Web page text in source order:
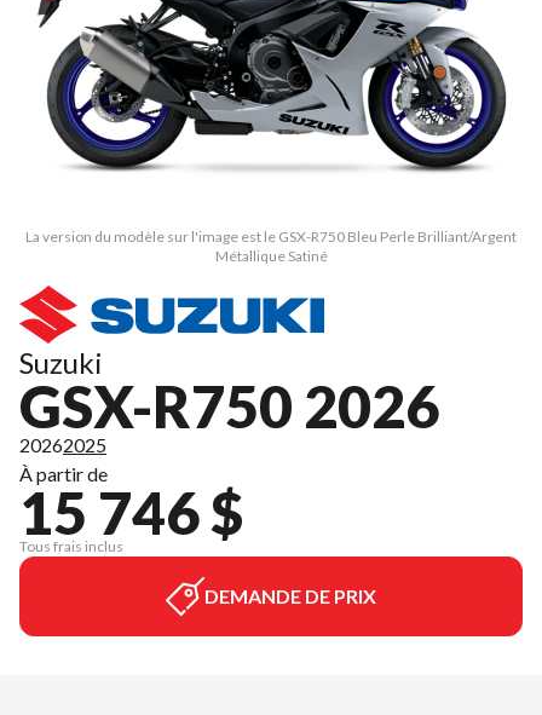
La version du modèle sur l'image est le GSX-R750 Bleu Perle Brilliant/Argent
Métallique Satiné
Suzuki
GSX-R750 2026
20262025
À partir de
15 746 $
Tous frais inclus
DEMANDE DE PRIX